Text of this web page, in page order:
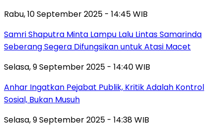
Rabu, 10 September 2025 - 14:45 WIB
Samri Shaputra Minta Lampu Lalu Lintas Samarinda
Seberang Segera Difungsikan untuk Atasi Macet
Selasa, 9 September 2025 - 14:40 WIB
Anhar Ingatkan Pejabat Publik, Kritik Adalah Kontrol
Sosial, Bukan Musuh
Selasa, 9 September 2025 - 14:38 WIB